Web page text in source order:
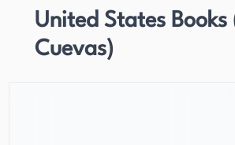
United States
Cuevas)